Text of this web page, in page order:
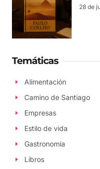
28 de
Temáticas
Alimentación
Camino de Santiago
Empresas
Estilo de vida
Gastronomía
Libros